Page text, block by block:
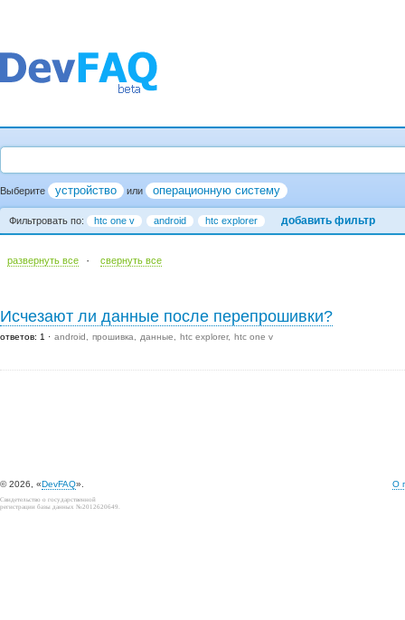
Выберите устройство или операционную систему
Фильтровать по: htc one v android htc explorer добавить фильтр
развернуть все · cвернуть все
Исчезают ли данные после перепрошивки?
ответов: 1 android прошивка данные htc explorer htc one v
© 2026, «DevFAQ». О
Свидетельство о государственной
регистрации базы данных №2012620649.